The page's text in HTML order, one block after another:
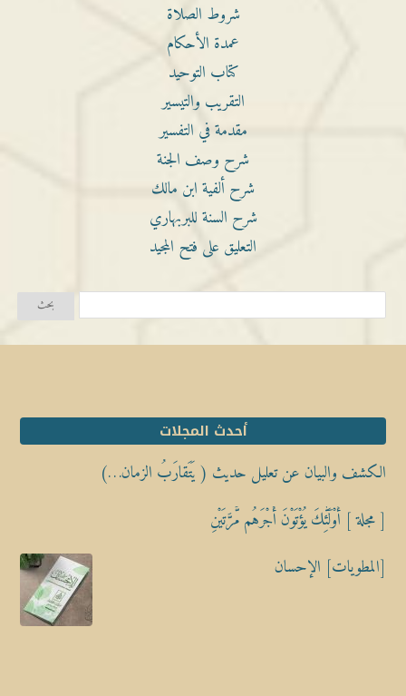
شروط الصلاة
عمدة الأحكام
كتاب التوحيد
التقريب والتيسير
مقدمة في التفسير
شرح وصف الجنة
شرح ألفية ابن مالك
شرح السنة للبربهاري
التعليق على فتح المجيد
أحدث المجلات
الكشف والبيان عن تعليل حديث ( يَتَقارَبُ الزمان…)
[ مجلة ] أُوْلَٰٓئِكَ يُؤْتَوْنَ أَجْرَهُم مَّرَّتَيْنِ
[المطويات] الإحسان